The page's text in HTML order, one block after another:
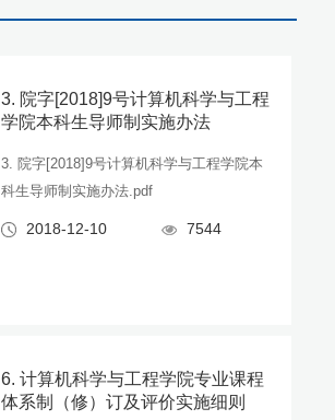
3. 院字[2018]9号计算机科学与工程
学院本科生导师制实施办法
3. 院字[2018]9号计算机科学与工程学院本
科生导师制实施办法.pdf
2018-12-10 7544
6. 计算机科学与工程学院专业课程
体系制（修）订及评价实施细则
【组图】春至山科 生机勃勃